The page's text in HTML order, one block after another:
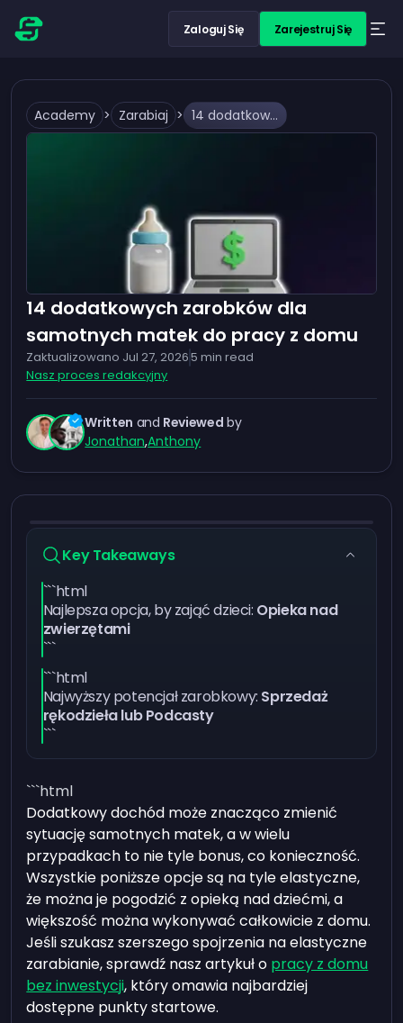
Zaloguj Się Zarejestruj Się
Academy > Zarabiaj > 14 dodatkowych zarobków dla samotnych matek do pracy z domu
14 dodatkowych zarobków dla
samotnych matek do pracy z domu
Zaktualizowano Jul 27, 20265 min read
Nasz proces redakcyjny
Written and Reviewed by
Jonathan,Anthony
Key Takeaways
```html
Najlepsza opcja, by zająć dzieci: Opieka nad
zwierzętami
```
```html
Najwyższy potencjał zarobkowy: Sprzedaż
rękodzieła lub Podcasty
```
```html
Dodatkowy dochód może znacząco zmienić
sytuację samotnych matek, a w wielu
przypadkach to nie tyle bonus, co konieczność.
Wszystkie poniższe opcje są na tyle elastyczne,
że można je pogodzić z opieką nad dziećmi, a
większość można wykonywać całkowicie z domu.
Jeśli szukasz szerszego spojrzenia na elastyczne
zarabianie, sprawdź nasz artykuł o pracy z domu
bez inwestycji, który omawia najbardziej
dostępne punkty startowe.